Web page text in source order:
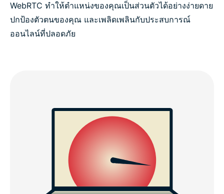
WebRTC ทำให้ตำแหน่งของคุณเป็นส่วนตัวได้อย่างง่ายดาย
ปกป้องตัวตนของคุณ และเพลิดเพลินกับประสบการณ์
ออนไลน์ที่ปลอดภัย